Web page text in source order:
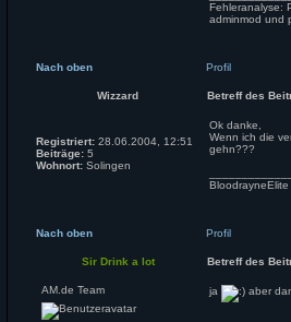
Fehleranalyse:
adminmod und
Nach oben Profil
Wizzard Betreff des
Registriert: 28.06.2004, 12:51
Beiträge: 5
Wohnort: Solingen
Ok danke,
Wenn ich die
gehn???
Nach oben Profil
Sir Drink a lot Betreff des
AM.de Team ja aber